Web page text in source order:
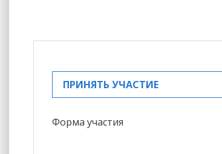
ПРИНЯТЬ УЧАСТИЕ
Форма участия